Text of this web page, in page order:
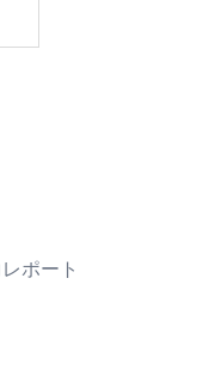
ポート